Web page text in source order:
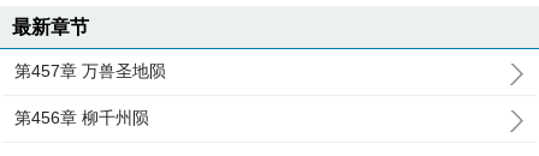
最新章节
第457章 万兽圣地陨
第456章 柳千州陨